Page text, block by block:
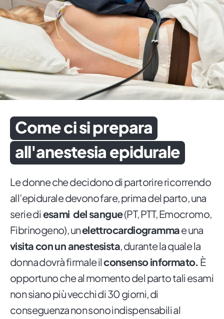
Come ci si prepara
all'anestesia epidurale
Le donne che decidono di partorire ricorrendo
all’epidurale devono fare, prima del parto, una
serie di esami del sangue(PT, PTT, Emocromo,
Fibrinogeno), unelettrocardiogrammae una
visita con un anestesista, durante la quale la
donna dovrà firmale ilconsenso informato. È
opportuno che al momento del parto tali esami
non siano più vecchi di 30 giorni, di
conseguenza non sono indispensabili al